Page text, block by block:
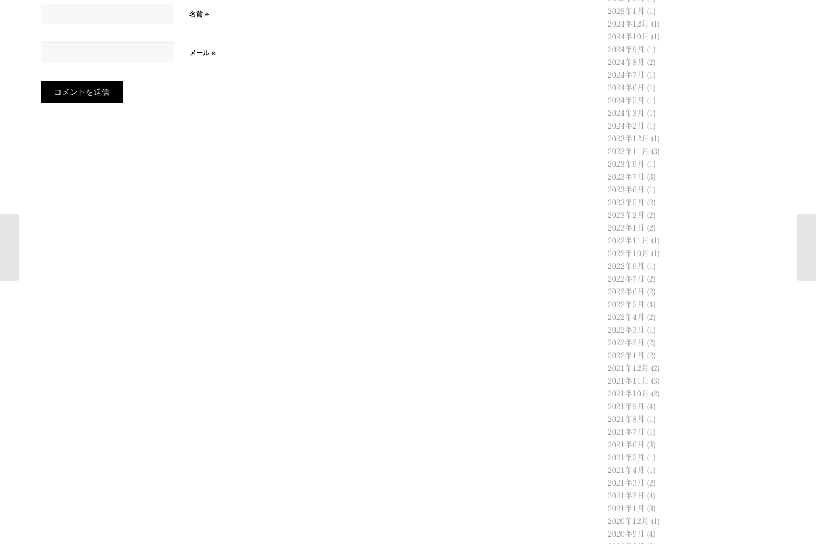
名前 ※
メール※
2025年1月
(1)
2024年12月
(1)
2024年10月
(1)
2024年9月
(1)
2024年8月
(2)
2024年7月
(1)
2024年6月
(1)
2024年5月
(1)
2024年3月
(1)
2024年2月
(1)
2023年12月
(1)
2023年11月
(3)
2023年9月
(1)
2023年7月
(3)
2023年6月
(1)
2023年5月
(2)
2023年2月
(2)
2023年1月
(2)
2022年11月
(1)
2022年10月
(1)
2022年9月
(1)
2022年7月
(2)
2022年6月
(2)
2022年5月
(4)
2022年4月
(2)
2022年3月
(1)
2022年2月
(2)
2022年1月
(2)
2021年12月
(2)
2021年11月
(3)
2021年10月
(2)
2021年9月
(4)
2021年8月
(1)
2021年7月
(1)
2021年6月
(3)
2021年5月
(1)
2021年4月
(1)
2021年3月
(2)
2021年2月
(4)
2021年1月
(3)
2020年12月
(1)
2020年9月
(4)